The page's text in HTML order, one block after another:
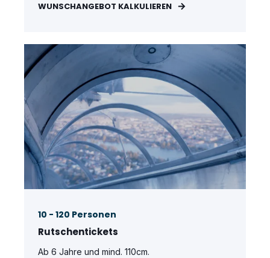
WUNSCHANGEBOT KALKULIEREN
10 - 120 Personen
Rutschentickets
Ab 6 Jahre und mind. 110cm.